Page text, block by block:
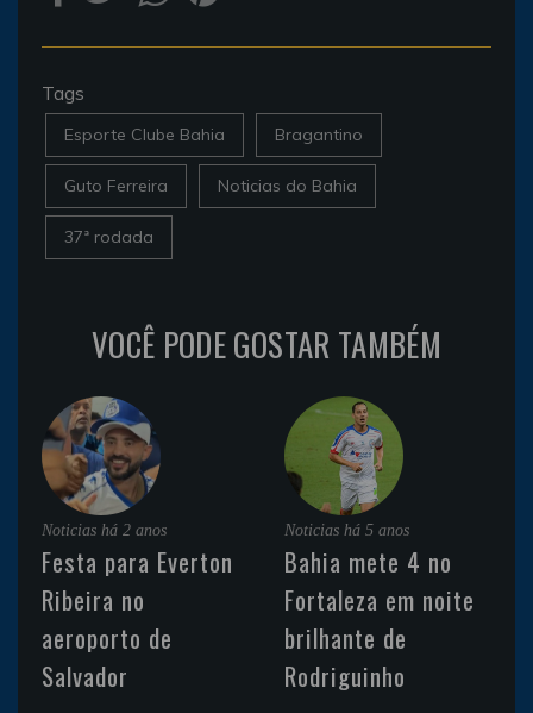
Tags
Esporte Clube Bahia Bragantino
Guto Ferreira Noticias do Bahia
37ª rodada
VOCÊ PODE GOSTAR TAMBÉM
Noticias há 2 anos
Festa para Everton
Ribeira no
aeroporto de
Salvador
Noticias há 5 anos
Bahia mete 4 no
Fortaleza em noite
brilhante de
Rodriguinho